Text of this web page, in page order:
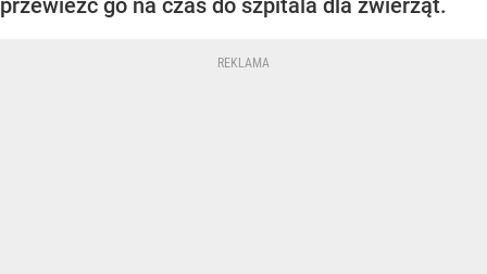
przewieźć go na czas do szpitala dla zwierząt.